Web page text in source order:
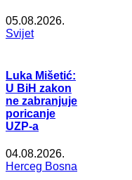
05.08.2026.
Svijet
Luka Mišetić:
U BiH zakon
ne zabranjuje
poricanje
UZP-a
04.08.2026.
Herceg Bosna